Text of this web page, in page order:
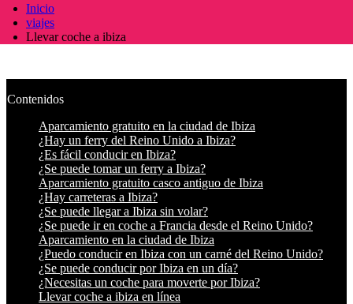
Inicio
viajes
Llevar coche a ibiza
Contenidos
Aparcamiento gratuito en la ciudad de Ibiza
¿Hay un ferry del Reino Unido a Ibiza?
¿Es fácil conducir en Ibiza?
¿Se puede tomar un ferry a Ibiza?
Aparcamiento gratuito casco antiguo de Ibiza
¿Hay carreteras a Ibiza?
¿Se puede llegar a Ibiza sin volar?
¿Se puede ir en coche a Francia desde el Reino Unido?
Aparcamiento en la ciudad de Ibiza
¿Puedo conducir en Ibiza con un carné del Reino Unido?
¿Se puede conducir por Ibiza en un día?
¿Necesitas un coche para moverte por Ibiza?
Llevar coche a ibiza en línea